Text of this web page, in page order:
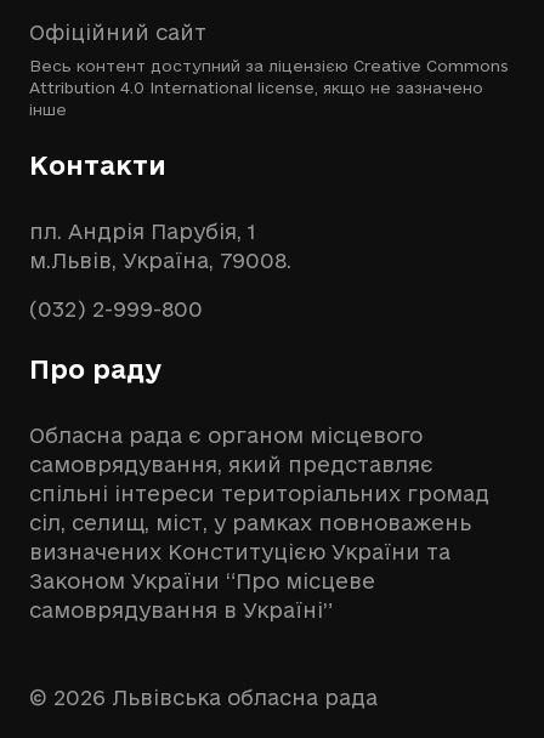
Офіційний сайт
Весь контент доступний за ліцензією Creative Commons
Attribution 4.0 International license , якщо не зазначено
інше
Контакти
пл. Андрія Парубія, 1
м.Львів, Україна, 79008.
(032) 2-999-800
Про раду
Обласна рада є органом місцевого
самоврядування, який представляє
спільні інтереси територіальних громад
сіл, селищ, міст, у рамках повноважень
визначених Конституцією України та
Законом України “Про місцеве
самоврядування в Україні”
© 2026 Львівська обласна рада